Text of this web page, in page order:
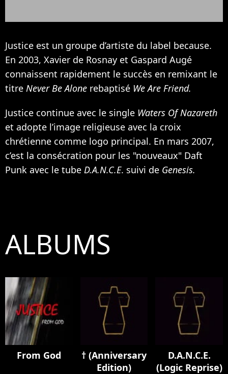
Justice est un groupe d’artiste du label because.
En 2003, Xavier de Rosnay et Gaspard Augé
connaissent rapidement le succès en remixant le
titre Never Be Alone rebaptisé We Are Friend.
Justice continue avec le single Waters Of Nazareth
et adopte l’image religieuse avec la croix
chrétienne comme logo principal. En mars 2007,
c’est la consécration pour les "nouveaux" Daft
Punk avec le tube D.A.N.C.E. suivi de Genesis.
ALBUMS
From God
† (Anniversary
Edition)
D.A.N.C.E.
(Logic Reprise)